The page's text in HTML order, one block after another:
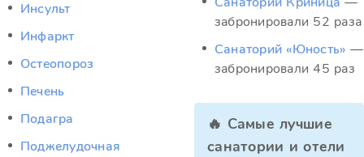
Инсульт
Инфаркт
Остеопороз
Печень
Подагра
Поджелудочная
забронировали 52 раза
Санаторий «Юность» —
забронировали 45 раз
🔥 Самые лучшие
санатории и отели